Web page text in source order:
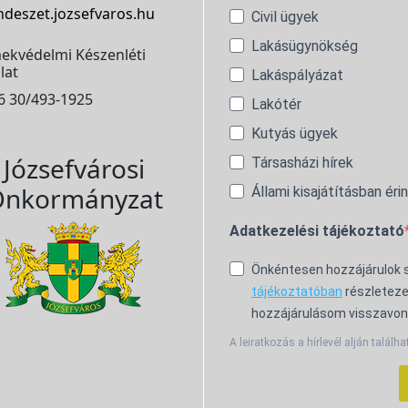
Készenléti
30/493-1925
Józsefvárosi
Civil ügyek
Lakásügynökség
Lakáspályázat
Lakótér
Kutyás ügyek
Társasházi hírek
Állami kisajátításban
Adatkezelési tájékoztató
Önkéntesen
tájékoztatóban
hozzájárulásom
A leiratkozás a hírlevél alján